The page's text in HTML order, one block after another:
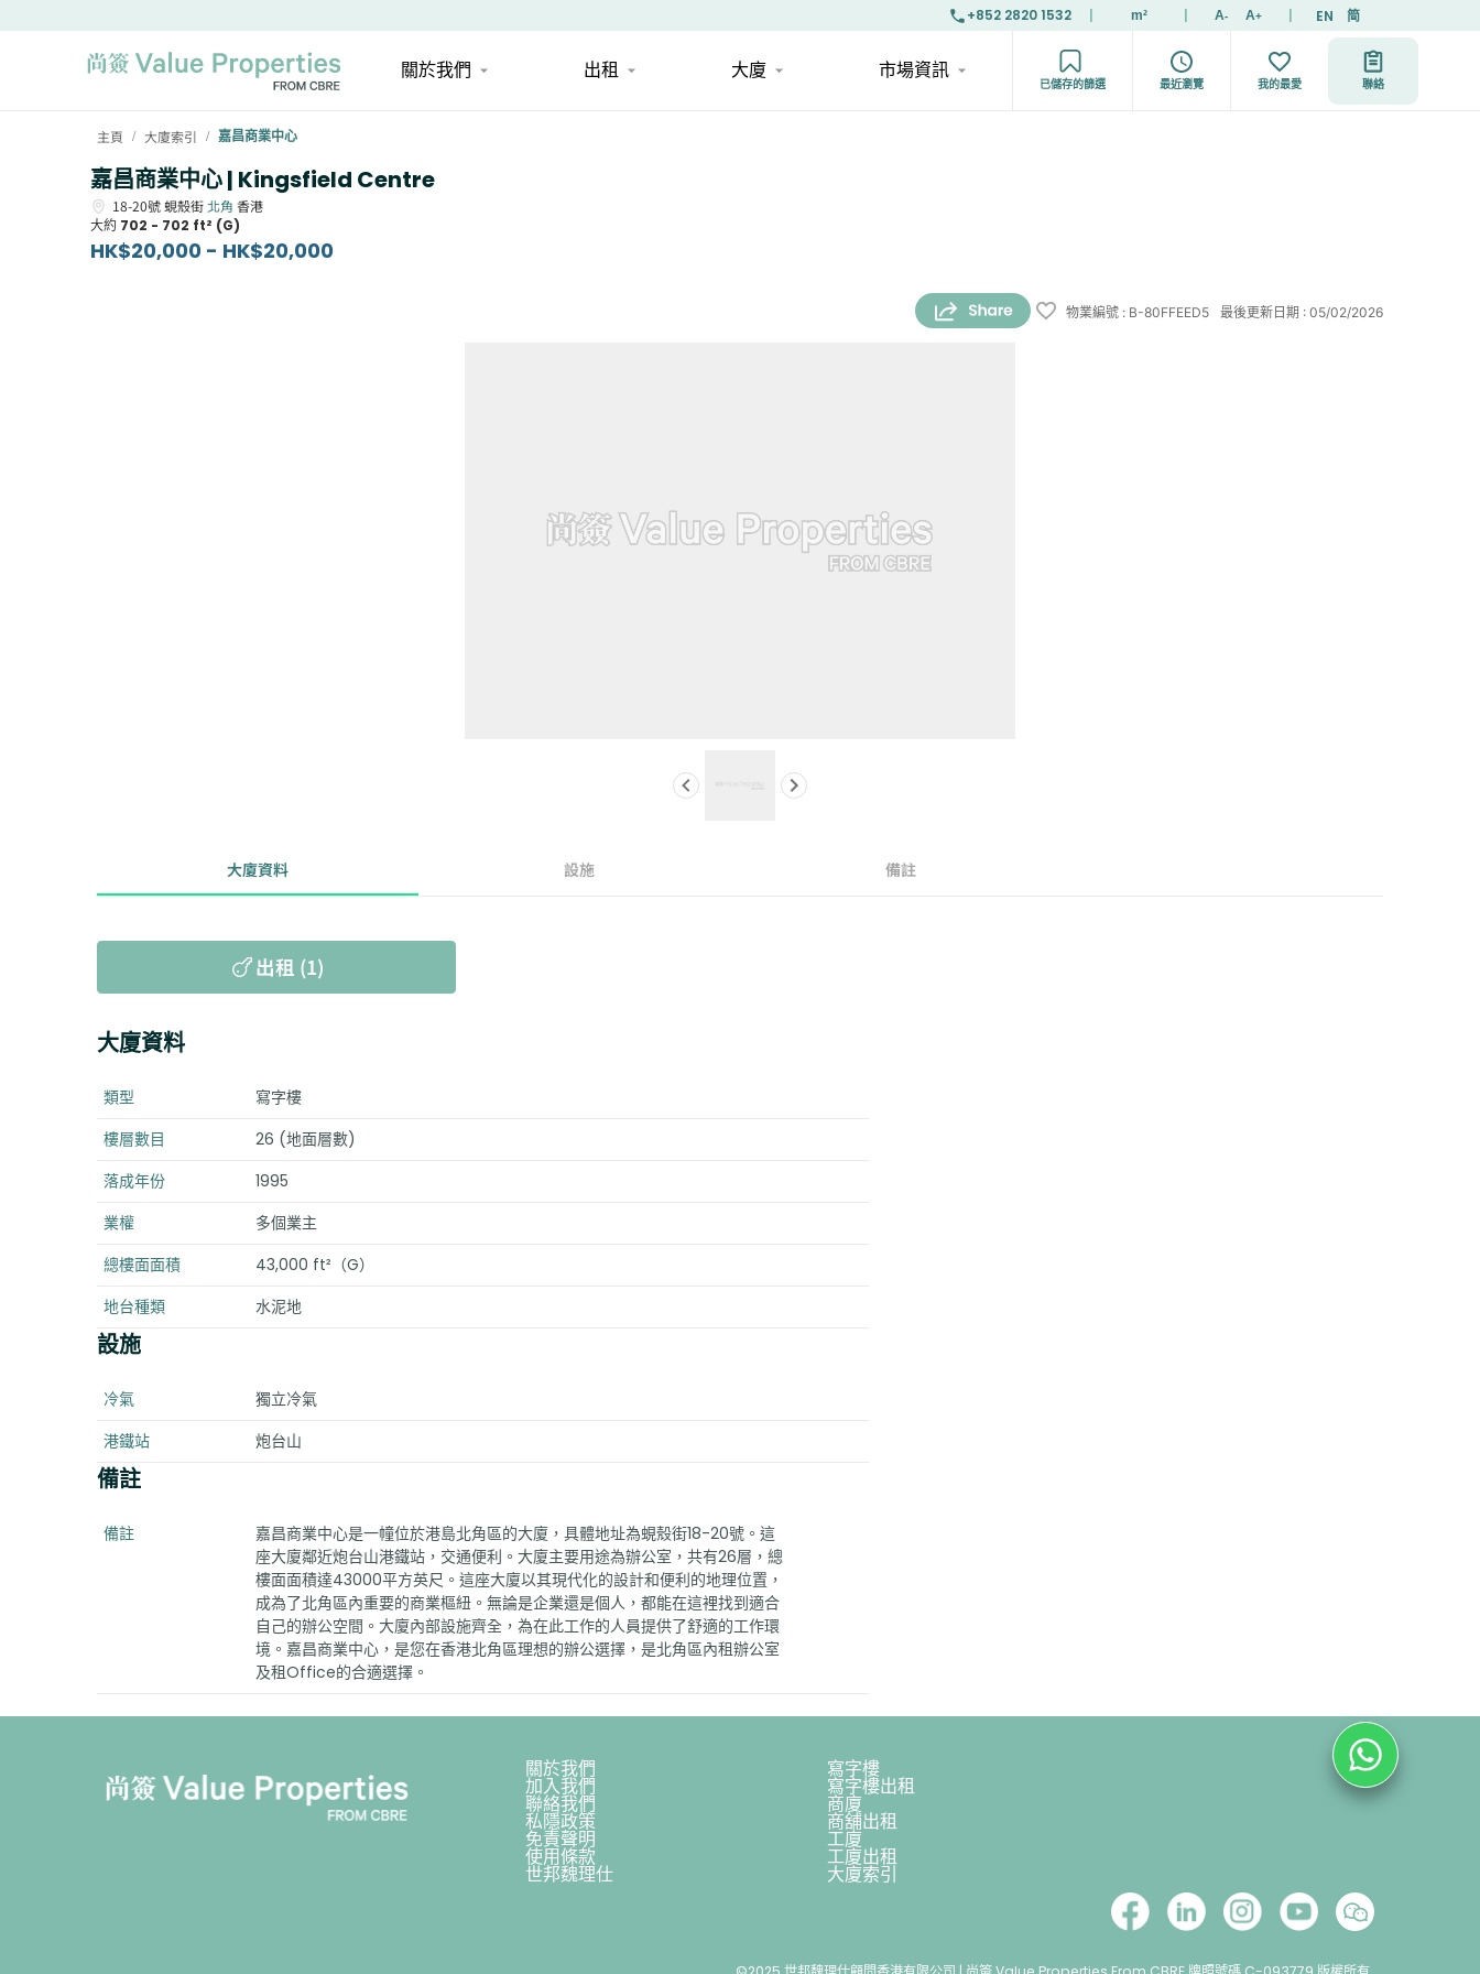
+852 2820 1532 m² A- A+ EN 简
關於我們 出租 大廈 市場資訊
已儲存的篩選 最近瀏覽 我的最愛 聯絡
主頁 / 大廈索引 / 嘉昌商業中心
嘉昌商業中心 | Kingsfield Centre
18-20號 蜆殼街北角 香港
大約 702 - 702 ft² (G)
HK$20,000 - HK$20,000
物業編號 : B-80FFEED5 最後更新日期 : 05/02/2026
大廈資料 設施 備註
出租 (1)
大廈資料
類型
寫字樓
樓層數目
26 (地面層數)
落成年份
1995
業權
多個業主
總樓面面積
43,000 ft²（G）
地台種類
水泥地
設施
冷氣
獨立冷氣
港鐵站
炮台山
備註
備註
嘉昌商業中心是一幢位於港島北角區的大廈，具體地址為蜆殼街18-20號。這
座大廈鄰近炮台山港鐵站，交通便利。大廈主要用途為辦公室，共有26層，總
樓面面積達43000平方英尺。這座大廈以其現代化的設計和便利的地理位置，
成為了北角區內重要的商業樞紐。無論是企業還是個人，都能在這裡找到適合
自己的辦公空間。大廈內部設施齊全，為在此工作的人員提供了舒適的工作環
境。嘉昌商業中心，是您在香港北角區理想的辦公選擇，是北角區內租辦公室
及租Office的合適選擇。
關於我們 寫字樓
加入我們 寫字樓出租
聯絡我們 商廈
私隱政策 商舖出租
免責聲明 工廈
使用條款 工廈出租
世邦魏理仕 大廈索引